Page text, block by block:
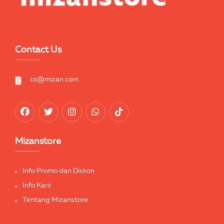
Contact Us
cs@mizan.com
Mizanstore
Info Promo dan Diskon
Info Karir
Tentang Mizanstore